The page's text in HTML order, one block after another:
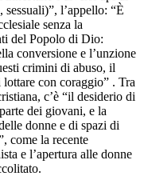
l’appello: “È
senza la
del Popolo di Dio:
conversione e l’unzione
crimini di abuso, il
con coraggio” . Tra
c’è “il desiderio di
dei giovani, e la
donne e di spazi di
come la recente
e l’apertura alle donne